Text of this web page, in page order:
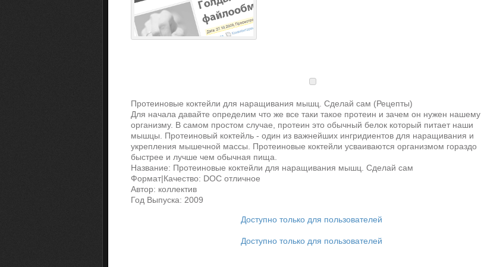
Протеиновые коктейли для наращивания мышц. Сделай сам (Рецепты)
Для начала давайте определим что же все таки такое протеин и зачем он нужен нашему
организму. В самом простом случае, протеин это обычный белок который питает наши
мышцы. Протеиновый коктейль - один из важнейших ингридиентов для наращивания и
укрепления мышечной массы. Протеиновые коктейли усваиваются организмом гораздо
быстрее и лучше чем обычная пища.
Название: Протеиновые коктейли для наращивания мышц. Сделай сам
Формат|Качество: DOC отличное
Автор: коллектив
Год Выпуска: 2009
Доступно только для пользователей
Доступно только для пользователей